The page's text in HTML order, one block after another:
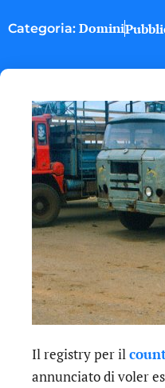
Categoria: Domini
Il registry per il
annunciato di voler